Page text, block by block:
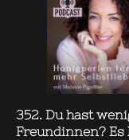
352. Du hast
Freundinnen?